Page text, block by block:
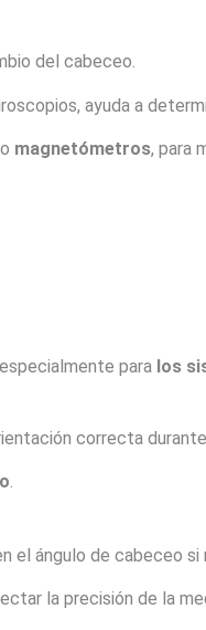
del cabeceo.
ayuda a
magnetómetros, para
para los
correcta
.
el ángulo de cabeceo si
la precisión de la